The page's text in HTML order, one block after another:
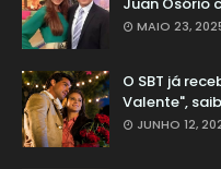
MAIO 23,
O SBT já
Valente",
JUNHO 12,